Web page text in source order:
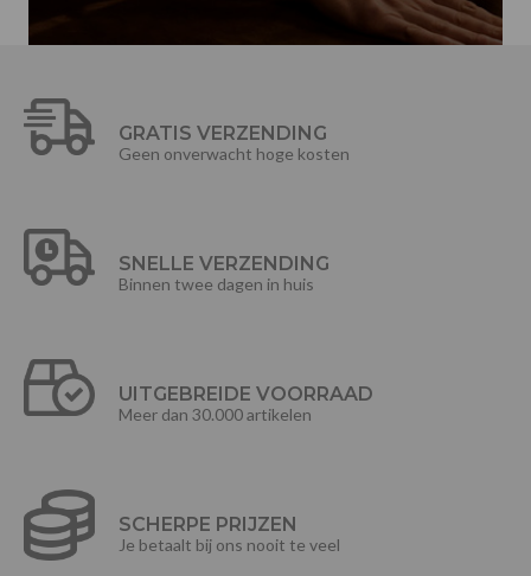
GRATIS VERZENDING
Geen onverwacht hoge kosten
SNELLE VERZENDING
Binnen twee dagen in huis
UITGEBREIDE VOORRAAD
Meer dan 30.000 artikelen
SCHERPE PRIJZEN
Je betaalt bij ons nooit te veel